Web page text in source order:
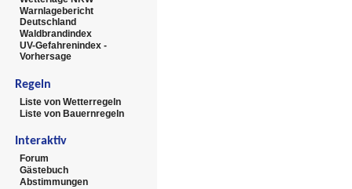
Warnlagebericht
Deutschland
Waldbrandindex
UV-Gefahrenindex -
Vorhersage
Regeln
Liste von Wetterregeln
Liste von Bauernregeln
Interaktiv
Forum
Gästebuch
Abstimmungen